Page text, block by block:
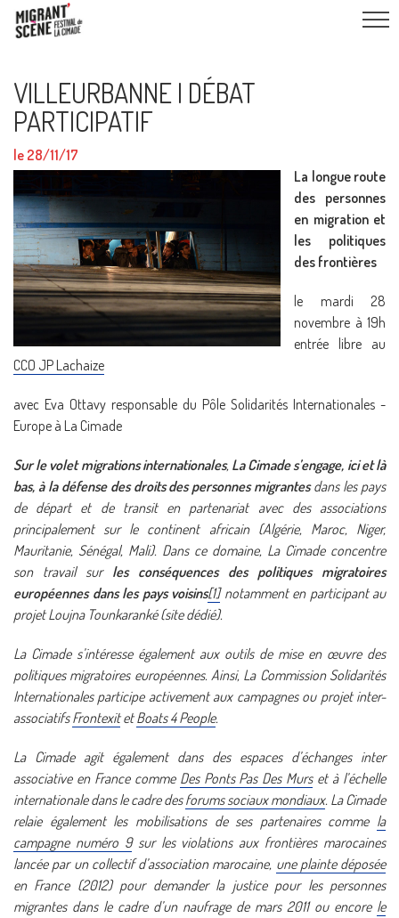
VILLEURBANNE I DÉBAT
PARTICIPATIF
le 28/11/17
La longue route
des personnes
en migration et
les politiques
des frontières
le mardi 28
novembre à 19h
entrée libre au
CCO JP Lachaize
avec Eva Ottavy responsable du Pôle Solidarités Internationales -
Europe à La Cimade
Sur le volet migrations internationales, La Cimade s’engage, ici et là
bas, à la défense des droits des personnes migrantesdans les pays
de départ et de transit en partenariat avec des associations
principalement sur le continent africain (Algérie, Maroc, Niger,
Mauritanie, Sénégal, Mali). Dans ce domaine, La Cimade concentre
son travail sur les conséquences des politiques migratoires
européennes dans les pays voisins[1]notamment en participant au
projet Loujna Tounkaranké (site dédié).
La Cimade s’intéresse également aux outils de mise en œuvre des
politiques migratoires européennes. Ainsi, La Commission Solidarités
Internationales participe activement aux campagnes ou projet inter-
associatifsFrontexitetBoats 4 People.
La Cimade agit également dans des espaces d’échanges inter
associative en France comme Des Ponts Pas Des Murset à l’échelle
internationale dans le cadre desforums sociaux mondiaux. La Cimade
relaie également les mobilisations de ses partenaires comme la
campagne numéro 9sur les violations aux frontières marocaines
lancée par un collectif d’association marocaine, une plainte déposée
en France (2012) pour demander la justice pour les personnes
migrantes dans le cadre d’un naufrage de mars 2011 ou encore le